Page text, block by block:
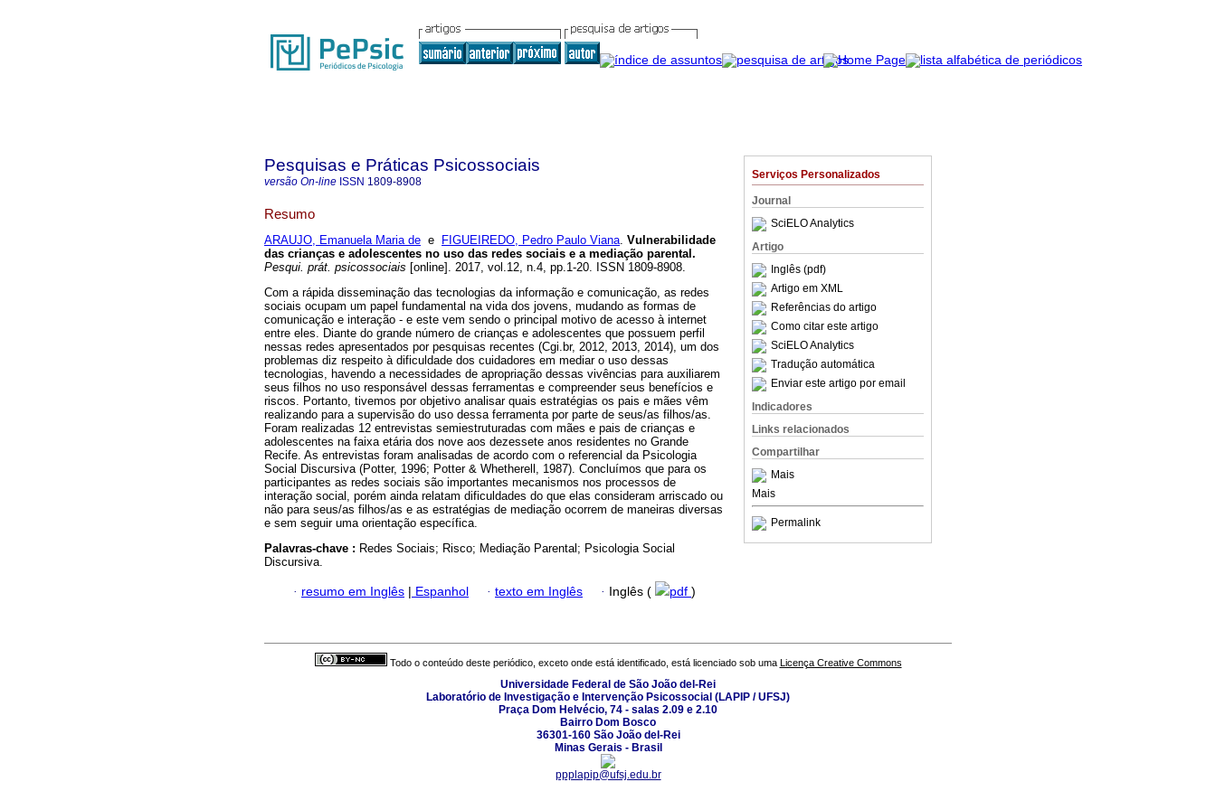
Serviços Personalizados
Journal
SciELO Analytics
Artigo
Inglês (pdf)
Artigo em XML
Referências do artigo
Como citar este artigo
SciELO Analytics
Tradução automática
Enviar este artigo por email
Indicadores
Links relacionados
Compartilhar
Mais
Mais
Permalink
Pesquisas e Práticas Psicossociais
versão On-line ISSN 1809-8908
Resumo
ARAUJO, Emanuela Maria de e FIGUEIREDO, Pedro Paulo Viana. Vulnerabilidade
das crianças e adolescentes no uso das redes sociais e a mediação parental .
Pesqui. prát. psicossociais [online]. 2017, vol.12, n.4, pp.1-20. ISSN 1809-8908.
Com a rápida disseminação das tecnologias da informação e comunicação, as redes
sociais ocupam um papel fundamental na vida dos jovens, mudando as formas de
comunicação e interação - e este vem sendo o principal motivo de acesso à internet
entre eles. Diante do grande número de crianças e adolescentes que possuem perfil
nessas redes apresentados por pesquisas recentes (Cgi.br, 2012, 2013, 2014), um dos
problemas diz respeito à dificuldade dos cuidadores em mediar o uso dessas
tecnologias, havendo a necessidades de apropriação dessas vivências para auxiliarem
seus filhos no uso responsável dessas ferramentas e compreender seus benefícios e
riscos. Portanto, tivemos por objetivo analisar quais estratégias os pais e mães vêm
realizando para a supervisão do uso dessa ferramenta por parte de seus/as filhos/as.
Foram realizadas 12 entrevistas semiestruturadas com mães e pais de crianças e
adolescentes na faixa etária dos nove aos dezessete anos residentes no Grande
Recife. As entrevistas foram analisadas de acordo com o referencial da Psicologia
Social Discursiva (Potter, 1996; Potter & Whetherell, 1987). Concluímos que para os
participantes as redes sociais são importantes mecanismos nos processos de
interação social, porém ainda relatam dificuldades do que elas consideram arriscado ou
não para seus/as filhos/as e as estratégias de mediação ocorrem de maneiras diversas
e sem seguir uma orientação específica.
Palavras-chave : Redes Sociais; Risco; Mediação Parental; Psicologia Social
Discursiva.
· resumo em Inglês | Espanhol · texto em Inglês · Inglês ( pdf )
Todo o conteúdo deste periódico, exceto onde está identificado, está licenciado sob uma Licença Creative Commons
Universidade Federal de São João del-Rei
Laboratório de Investigação e Intervenção Psicossocial (LAPIP / UFSJ)
Praça Dom Helvécio, 74 - salas 2.09 e 2.10
Bairro Dom Bosco
36301-160 São João del-Rei
Minas Gerais - Brasil
ppplapip@ufsj.edu.br